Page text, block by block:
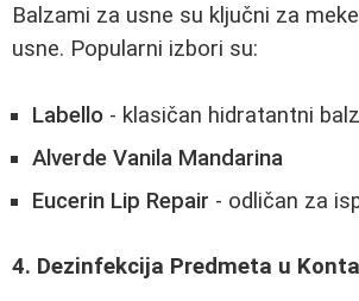
Balzami za usne su ključni za
usne. Popularni izbori su:
Labello - klasičan hidratantni
Alverde Vanila Mandarina
Eucerin Lip Repair - odličan za
4. Dezinfekcija Predmeta u